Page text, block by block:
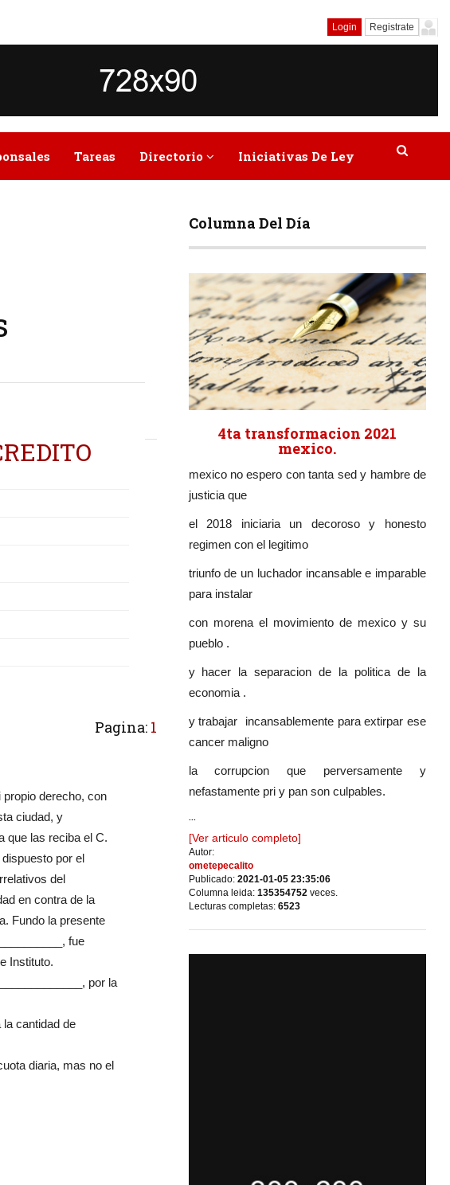
Login Registrate
Tareas Directorio Iniciativas De Ley
Pagina: 1
derecho, con
ciudad, y
que las reciba el C.
por el
del
en contra de la
Fundo la presente
fue
Instituto.
por la
la cantidad de
diaria, mas no el
Columna Del Día
4ta transformacion 2021
mexico.
mexico no espero con tanta sed y hambre de
justicia que
el 2018 iniciaria un decoroso y honesto
regimen con el legitimo
triunfo de un luchador incansable e imparable
para instalar
con morena el movimiento de mexico y su
pueblo .
y hacer la separacion de la politica de la
economia .
y trabajar incansablemente para extirpar ese
cancer maligno
la corrupcion que perversamente y
nefastamente pri y pan son culpables.
...
[Ver articulo completo]
Autor:
ometepecalito
Publicado: 2021-01-05 23:35:06
Columna leida: 135354752 veces.
Lecturas completas: 6523